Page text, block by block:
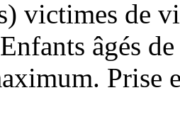
victimes de
âgés
Prise